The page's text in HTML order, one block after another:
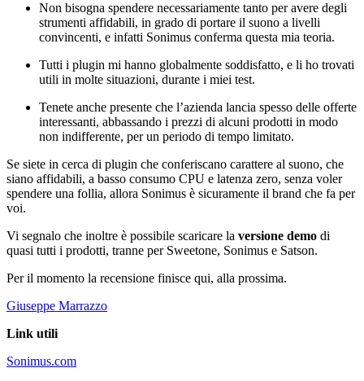
Non bisogna spendere necessariamente tanto per avere degli
strumenti affidabili, in grado di portare il suono a livelli
convincenti, e infatti Sonimus conferma questa mia teoria.
Tutti i plugin mi hanno globalmente soddisfatto, e li ho trovati
utili in molte situazioni, durante i miei test.
Tenete anche presente che l’azienda lancia spesso delle offerte
interessanti, abbassando i prezzi di alcuni prodotti in modo
non indifferente, per un periodo di tempo limitato.
Se siete in cerca di plugin che conferiscano carattere al suono, che
siano affidabili, a basso consumo CPU e latenza zero, senza voler
spendere una follia, allora Sonimus è sicuramente il brand che fa per
voi.
Vi segnalo che inoltre è possibile scaricare la versione demo di
quasi tutti i prodotti, tranne per Sweetone, Sonimus e Satson.
Per il momento la recensione finisce qui, alla prossima.
Giuseppe Marrazzo
Link utili
Sonimus.com